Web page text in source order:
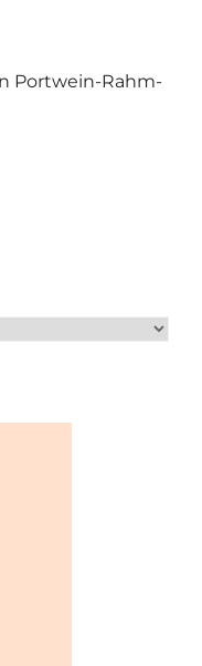
Portwein-Rahm-